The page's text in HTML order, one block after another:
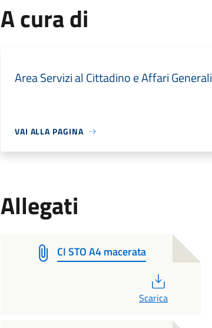
A cura di
Area Servizi al Cittadino e Affari Generali
VAI ALLA PAGINA
Allegati
CI STO A4 macerata
Scarica